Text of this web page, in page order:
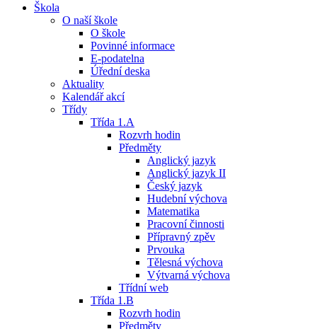
Škola
O naší škole
O škole
Povinné informace
E-podatelna
Úřední deska
Aktuality
Kalendář akcí
Třídy
Třída 1.A
Rozvrh hodin
Předměty
Anglický jazyk
Anglický jazyk II
Český jazyk
Hudební výchova
Matematika
Pracovní činnosti
Přípravný zpěv
Prvouka
Tělesná výchova
Výtvarná výchova
Třídní web
Třída 1.B
Rozvrh hodin
Předměty